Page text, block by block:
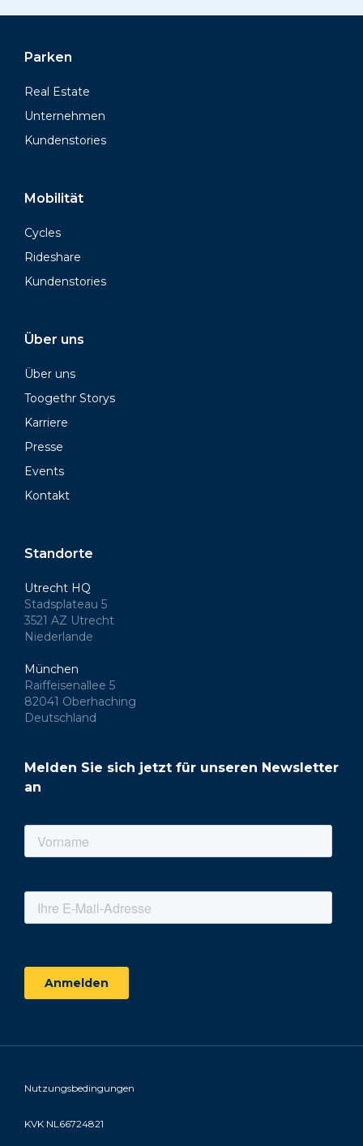
Parken
Real Estate
Unternehmen
Kundenstories
Mobilität
Cycles
Rideshare
Kundenstories
Über uns
Über uns
Toogethr Storys
Karriere
Presse
Events
Kontakt
Standorte
Utrecht HQ
Stadsplateau 5
3521 AZ Utrecht
Niederlande
München
Raiffeisenallee 5
82041 Oberhaching
Deutschland
Melden Sie sich jetzt für unseren Newsletter
an
Nutzungsbedingungen
KVK NL66724821